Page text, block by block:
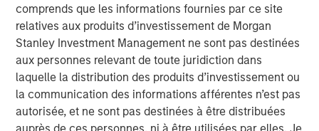
comprends que les informations fournies par ce site
relatives aux produits d’investissement de Morgan
Stanley Investment Management ne sont pas destinées
aux personnes relevant de toute juridiction dans
laquelle la distribution des produits d’investissement ou
la communication des informations afférentes n’est pas
autorisée, et ne sont pas destinées à être distribuées
CONSILIENT OBSERVER
Opportunities and Expectations: The Present
Value of Growth Opportunities in Valuation